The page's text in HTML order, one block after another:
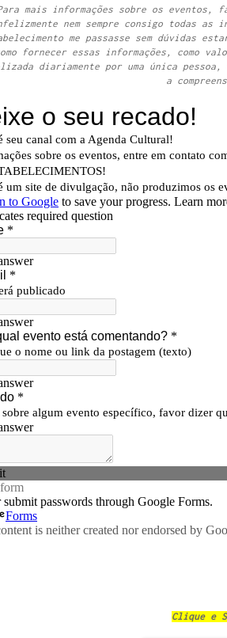
mais informações sobre os eventos,
nem sempre consigo todas as
me passasse sem dúvidas
fornecer essas informações, como
diariamente por uma única
a
Clique e